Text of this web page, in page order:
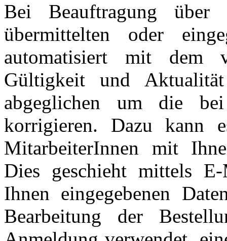
Bei Beauftragung über
übermittelten oder
automatisiert mit dem
Gültigkeit und
abgeglichen um die
korrigieren. Dazu kann
MitarbeiterInnen mit
Dies geschieht mittels
Ihnen eingegebenen
Bearbeitung der